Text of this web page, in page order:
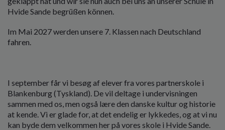
Hvide Sande begrüßen können.
Im Mai 2027 werden unsere 7. Klassen nach Deutschland
fahren.
I september får vi besøg af elever fra vores partnerskole i
Blankenburg (Tyskland). De vil deltage i undervisningen
sammen med os, men også lære den danske kultur og historie
at kende. Vi er glade for, at det endelig er lykkedes, og at vi nu
kan byde dem velkommen her på vores skole i Hvide Sande.